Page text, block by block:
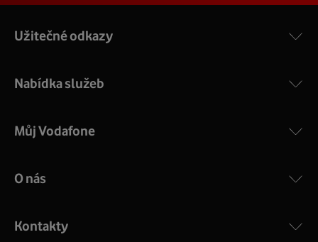
COMPAL CH7465VF
silný signál pro celou domácnost. Kompaktní rozměry 21
Užitečné odkazy
Nabídka služeb
Můj Vodafone
O nás
Kontakty